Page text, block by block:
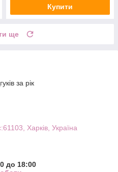
Купити
ще
за рік
Харків, Україна
до 18:00